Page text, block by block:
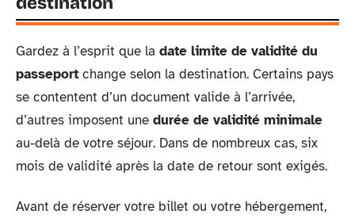
Gardez à l’esprit que la date limite de validité du
passeport change selon la destination. Certains pays
se contentent d’un document valide à l’arrivée,
d’autres imposent une durée de validité minimale
au-delà de votre séjour. Dans de nombreux cas, six
mois de validité après la date de retour sont exigés.
Avant de réserver votre billet ou votre hébergement,